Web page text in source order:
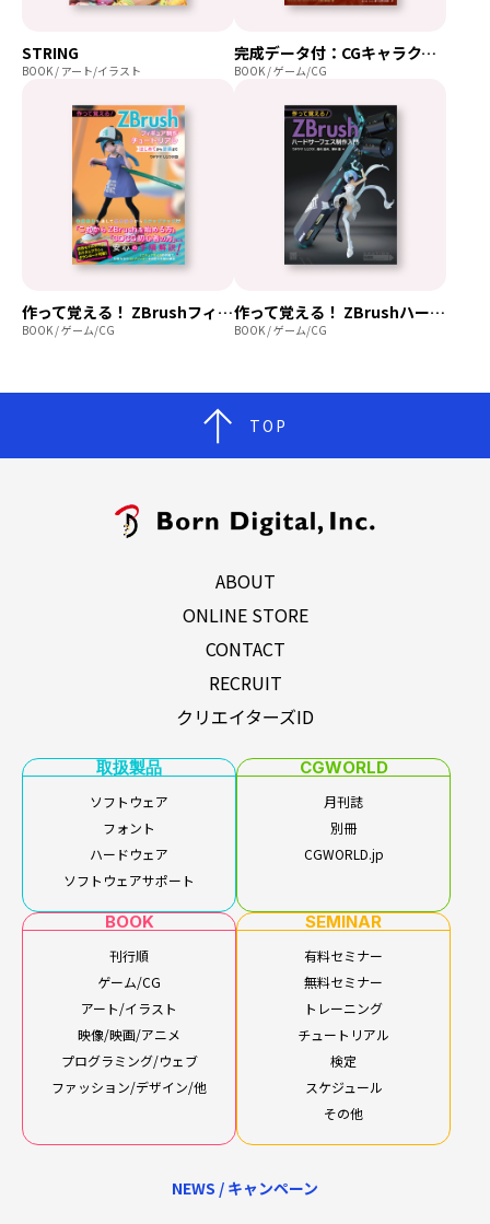
STRING
BOOK / アート/イラスト
完成データ付：CGキャラクター制作の秘訣
BOOK / ゲーム/CG
作って覚える！ ZBrushフィギュア制作チュートリアル -はじめてから塗装まで-
BOOK / ゲーム/CG
作って覚える！ ZBrushハードサーフェス制作入門
BOOK / ゲーム/CG
TOP
ABOUT
ONLINE STORE
CONTACT
RECRUIT
クリエイターズID
取扱製品
ソフトウェア
フォント
ハードウェア
ソフトウェアサポート
CGWORLD
月刊誌
別冊
CGWORLD.jp
BOOK
刊行順
ゲーム/CG
アート/イラスト
映像/映画/アニメ
プログラミング/ウェブ
ファッション/デザイン/他
SEMINAR
有料セミナー
無料セミナー
トレーニング
チュートリアル
検定
スケジュール
その他
NEWS / キャンペーン